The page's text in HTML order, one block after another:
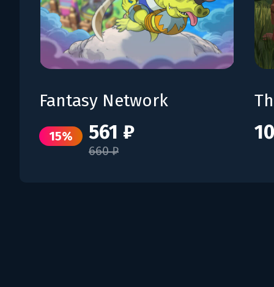
Fantasy Network
15% 561 ₽
660 ₽